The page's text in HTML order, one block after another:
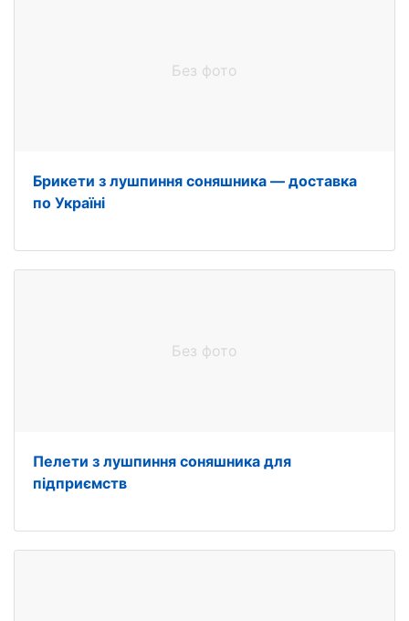
Без фото
Брикети з лушпиння соняшника — доставка
по Україні
Без фото
Пелети з лушпиння соняшника для
підприємств